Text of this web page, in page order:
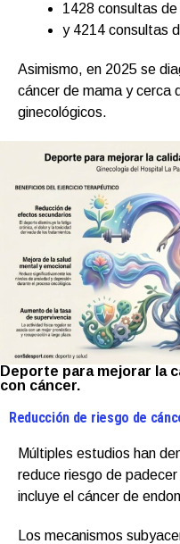
1428 consultas
y 4214 consultas
Asimismo, en 2025 se
cáncer de mama y cerca
ginecológicos.
Deporte para mejorar la
con cáncer.
Reducción de riesgo de
Múltiples estudios han
reduce riesgo de
incluye el cáncer de
Los mecanismos